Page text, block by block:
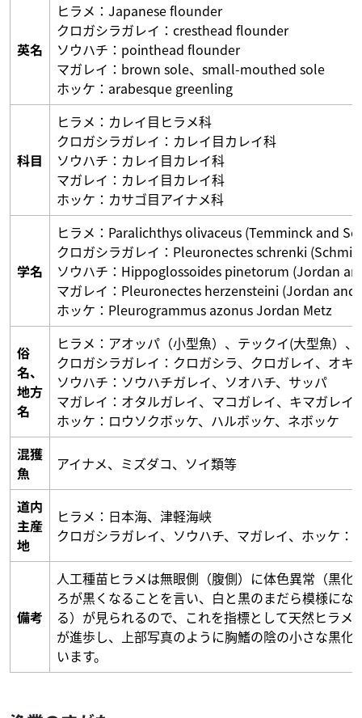
英名
ヒラメ：Japanese flounder
クロガシラガレイ：cresthead flounder
ソウハチ：pointhead flounder
マガレイ：brown sole、small-mouthed sole
ホッケ：arabesque greenling
科目
ヒラメ：カレイ目ヒラメ科
クロガシラガレイ：カレイ目カレイ科
ソウハチ：カレイ目カレイ科
マガレイ：カレイ目カレイ科
ホッケ：カサゴ目アイナメ科
学名
ヒラメ：Paralichthys olivaceus (Temminck and
クロガシラガレイ：Pleuronectes schrenki
ソウハチ：Hippoglossoides pinetorum (Jordan
マガレイ：Pleuronectes herzensteini (Jordan and
ホッケ：Pleurogrammus azonus Jordan Metz
俗
名、
地方
名
ヒラメ：アオッパ（小型魚）、テックイ(大型魚）
クロガシラガレイ：クロガシラ、クロガレイ、オキ
ソウハチ：ソウハチガレイ、ソオハチ、サッパ
マガレイ：オタルガレイ、マコガレイ、キマガレイ
ホッケ：ロウソクボッケ、ハルボッケ、ネボッケ
混獲
魚
アイナメ、ミズダコ、ソイ類等
道内
主産
地
ヒラメ：日本海、津軽海峡
クロガシラガレイ、ソウハチ、マガレイ、ホッケ：
備考
人工種苗ヒラメは無眼側（腹側）に体色異常（黒
ろが黒くなることを言い、白と黒のまだら模様に
る）が見られるので、これを指標として天然ヒラメ
が進歩し、上部写真のように胸鰭の陰の小さな黒化
います。